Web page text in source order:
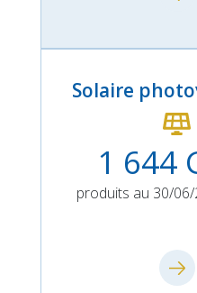
Solaire
1 644
produits au 30/06/